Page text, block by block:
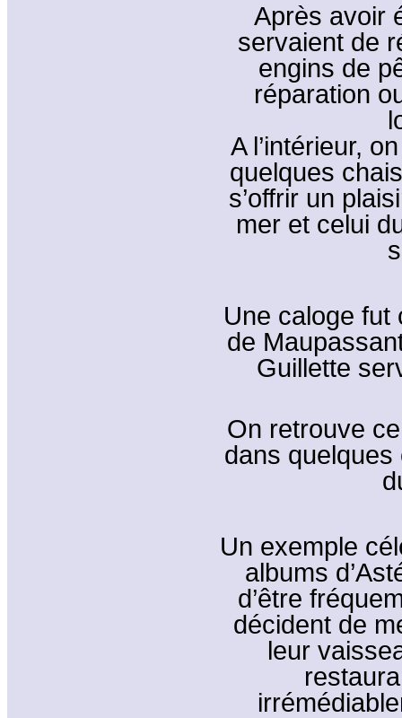
Après avoir
servaient de
engins de
réparation
A l’intérieur,
quelques
s’offrir un
mer et celui
Une caloge fut
de
Guillette
On retrouve
dans
Un exemple
albums
d’être
décident de
leur